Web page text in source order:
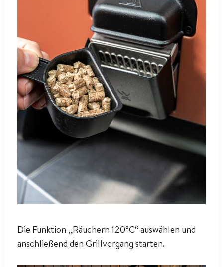
Die Funktion „Räuchern 120°C“ auswählen und
anschließend den Grillvorgang starten.